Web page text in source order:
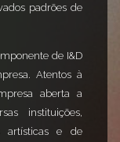
padrões de
de I&D
Atentos à
aberta a
instituições,
artísticas e de